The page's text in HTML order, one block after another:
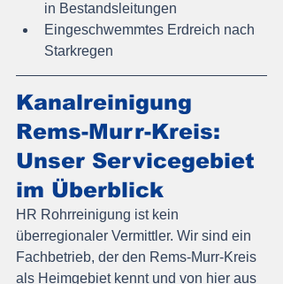
in Bestandsleitungen
Eingeschwemmtes Erdreich nach
Starkregen
Kanalreinigung
Rems-Murr-Kreis:
Unser Servicegebiet
im Überblick
HR Rohrreinigung ist kein
überregionaler Vermittler. Wir sind ein
Fachbetrieb, der den Rems-Murr-Kreis
als Heimgebiet kennt und von hier aus